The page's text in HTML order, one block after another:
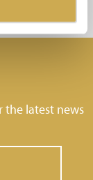
the latest news